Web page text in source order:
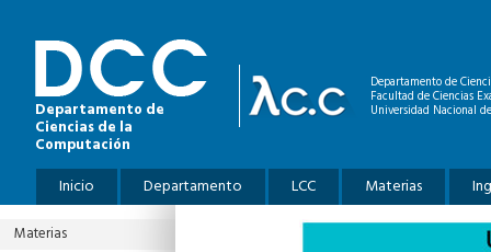
Departamento de
Ciencias de la
Computación
Departamento de
Facultad de Ciencias
Universidad Nacional
Menú principal
Inicio Departamento LCC Materias
Materias